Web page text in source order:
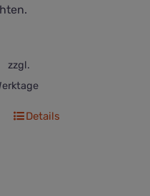
zzgl.
Details